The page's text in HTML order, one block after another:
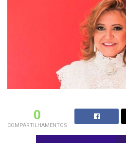
0
COMPARTILHAMENTOS